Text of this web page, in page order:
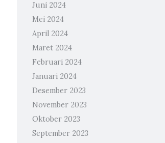
Juni 2024
Mei 2024
April 2024
Maret 2024
Februari 2024
Januari 2024
Desember 2023
November 2023
Oktober 2023
September 2023